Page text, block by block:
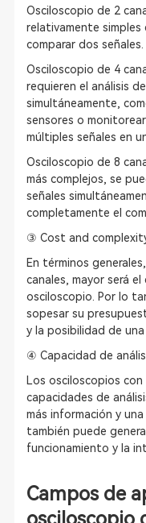
Osciloscopio de 2
relativamente simples
comparar dos señales.
Osciloscopio de 4
requieren el análisis
simultáneamente,
sensores o
múltiples señales en
Osciloscopio de 8
más complejos, se
señales
completamente el
③ Cost and
En términos
canales, mayor será
osciloscopio. Por lo
sopesar su
y la posibilidad de
④ Capacidad de
Los osciloscopios con
capacidades de
más información y
también puede
funcionamiento y la
Campos de